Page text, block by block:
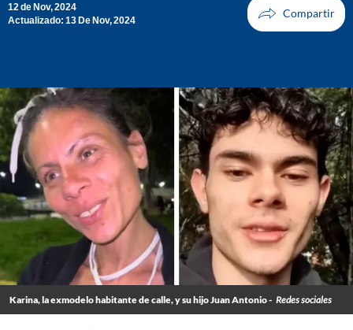
12 de Nov, 2024
Actualizado: 13 De Nov, 2024
Karina, la exmodelo habitante de calle, y su hijo Juan Antonio - Redes sociales